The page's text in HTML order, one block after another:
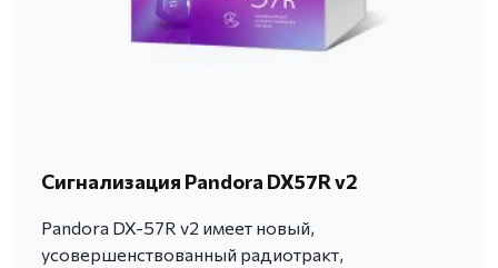
Сигнализация Pandora DX57R v2
Pandora DX-57R v2 имеет новый,
усовершенствованный радиотракт,